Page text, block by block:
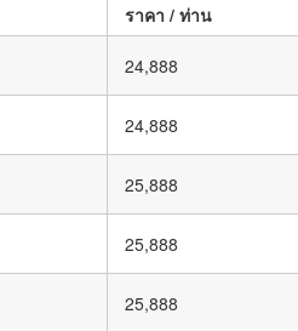
ราคา / ท่าน
24,888
24,888
25,888
25,888
25,888